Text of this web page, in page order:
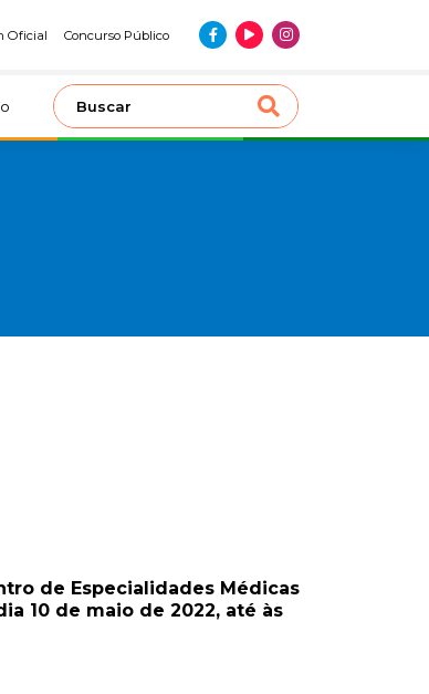
Oficial Concurso Público
de Especialidades Médicas
10 de maio de 2022, até às